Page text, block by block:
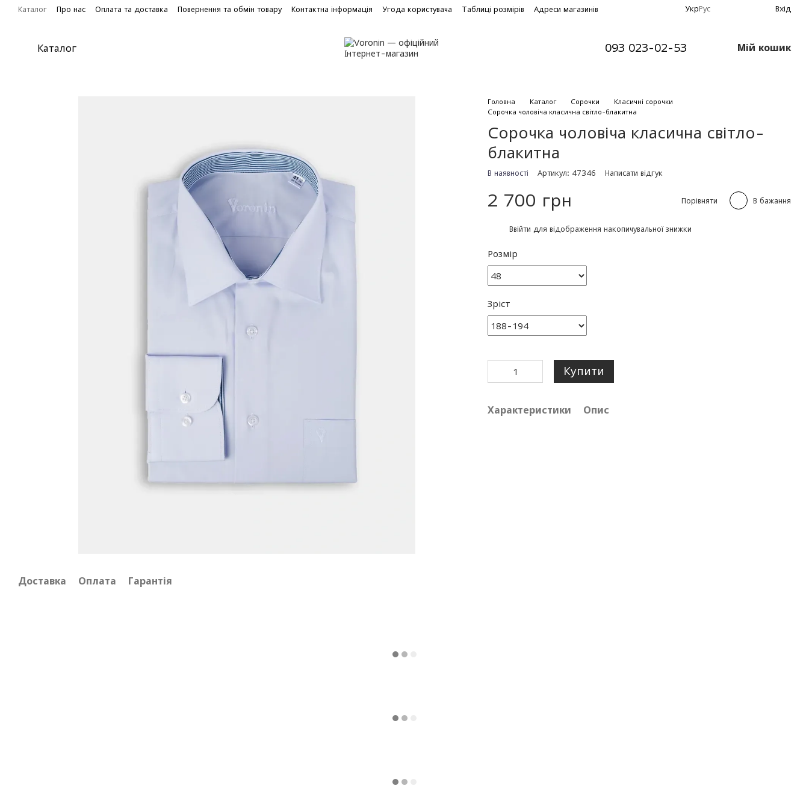
Перейти до основного контенту
Каталог Про нас Оплата та доставка Повернення та обмін товару Контактна інформація Угода користувача Таблиці розмірів Адреси магазинів УкрРус Вхід
Каталог 093 023-02-53 Мій кошик
Доставка Оплата Гарантія
Головна Каталог Сорочки
Класичні сорочки
Сорочка чоловіча класична світло-блакитна
Сорочка чоловіча класична світло-
блакитна
В наявності Артикул: 47346 Написати відгук
2 700 грн Порівняти В бажання
Ввійти для відображення накопичувальної знижки
Розмір
Зріст
Купити
Характеристики Опис